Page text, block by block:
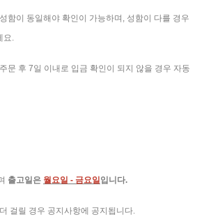
함이 동일해야 확인이 가능하며, 성함이 다를 경우
요.
문 후 7일 이내로 입금 확인이 되지 않을 경우 자동
출고일은 월요일 - 금요일입니다.
걸릴 경우 공지사항에 공지됩니다.